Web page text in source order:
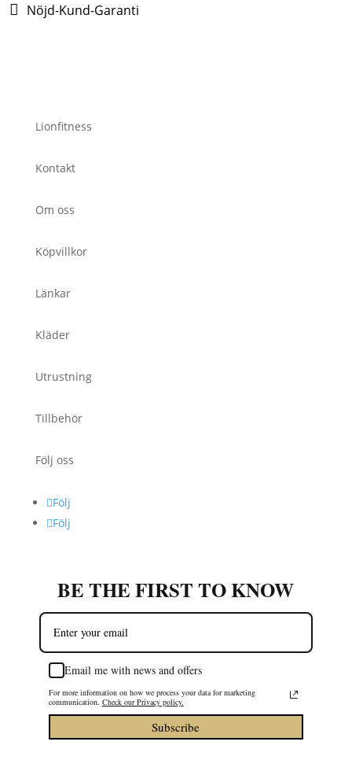
Nöjd-Kund-Garanti
Lionfitness
Kontakt
Om oss
Köpvillkor
Länkar
Kläder
Utrustning
Tillbehör
Följ oss
Följ
Följ
BE THE FIRST TO KNOW
Email me with news and offers
For more information on how we process your data for marketing
communication. Check our Privacy policy.
Subscribe